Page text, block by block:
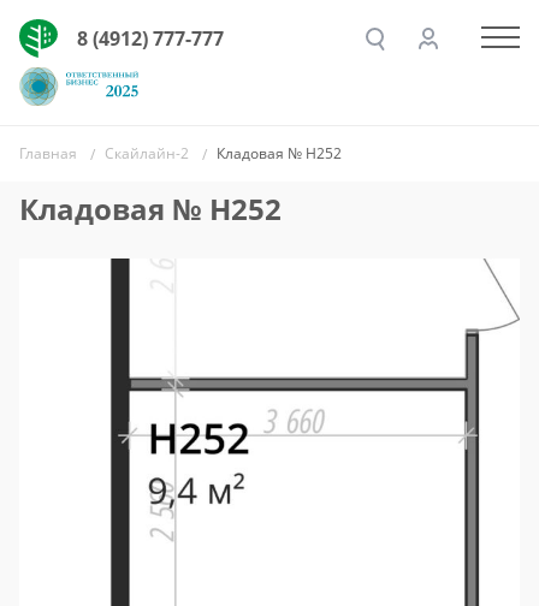
8 (4912) 777-777
Главная Скайлайн-2 Кладовая № Н252
Кладовая № Н252